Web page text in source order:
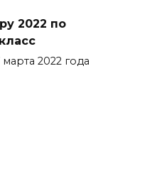
2022 по
2022 года